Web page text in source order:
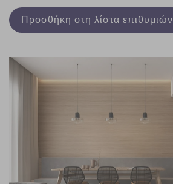
Προσθήκη στη λίστα επιθυμιών